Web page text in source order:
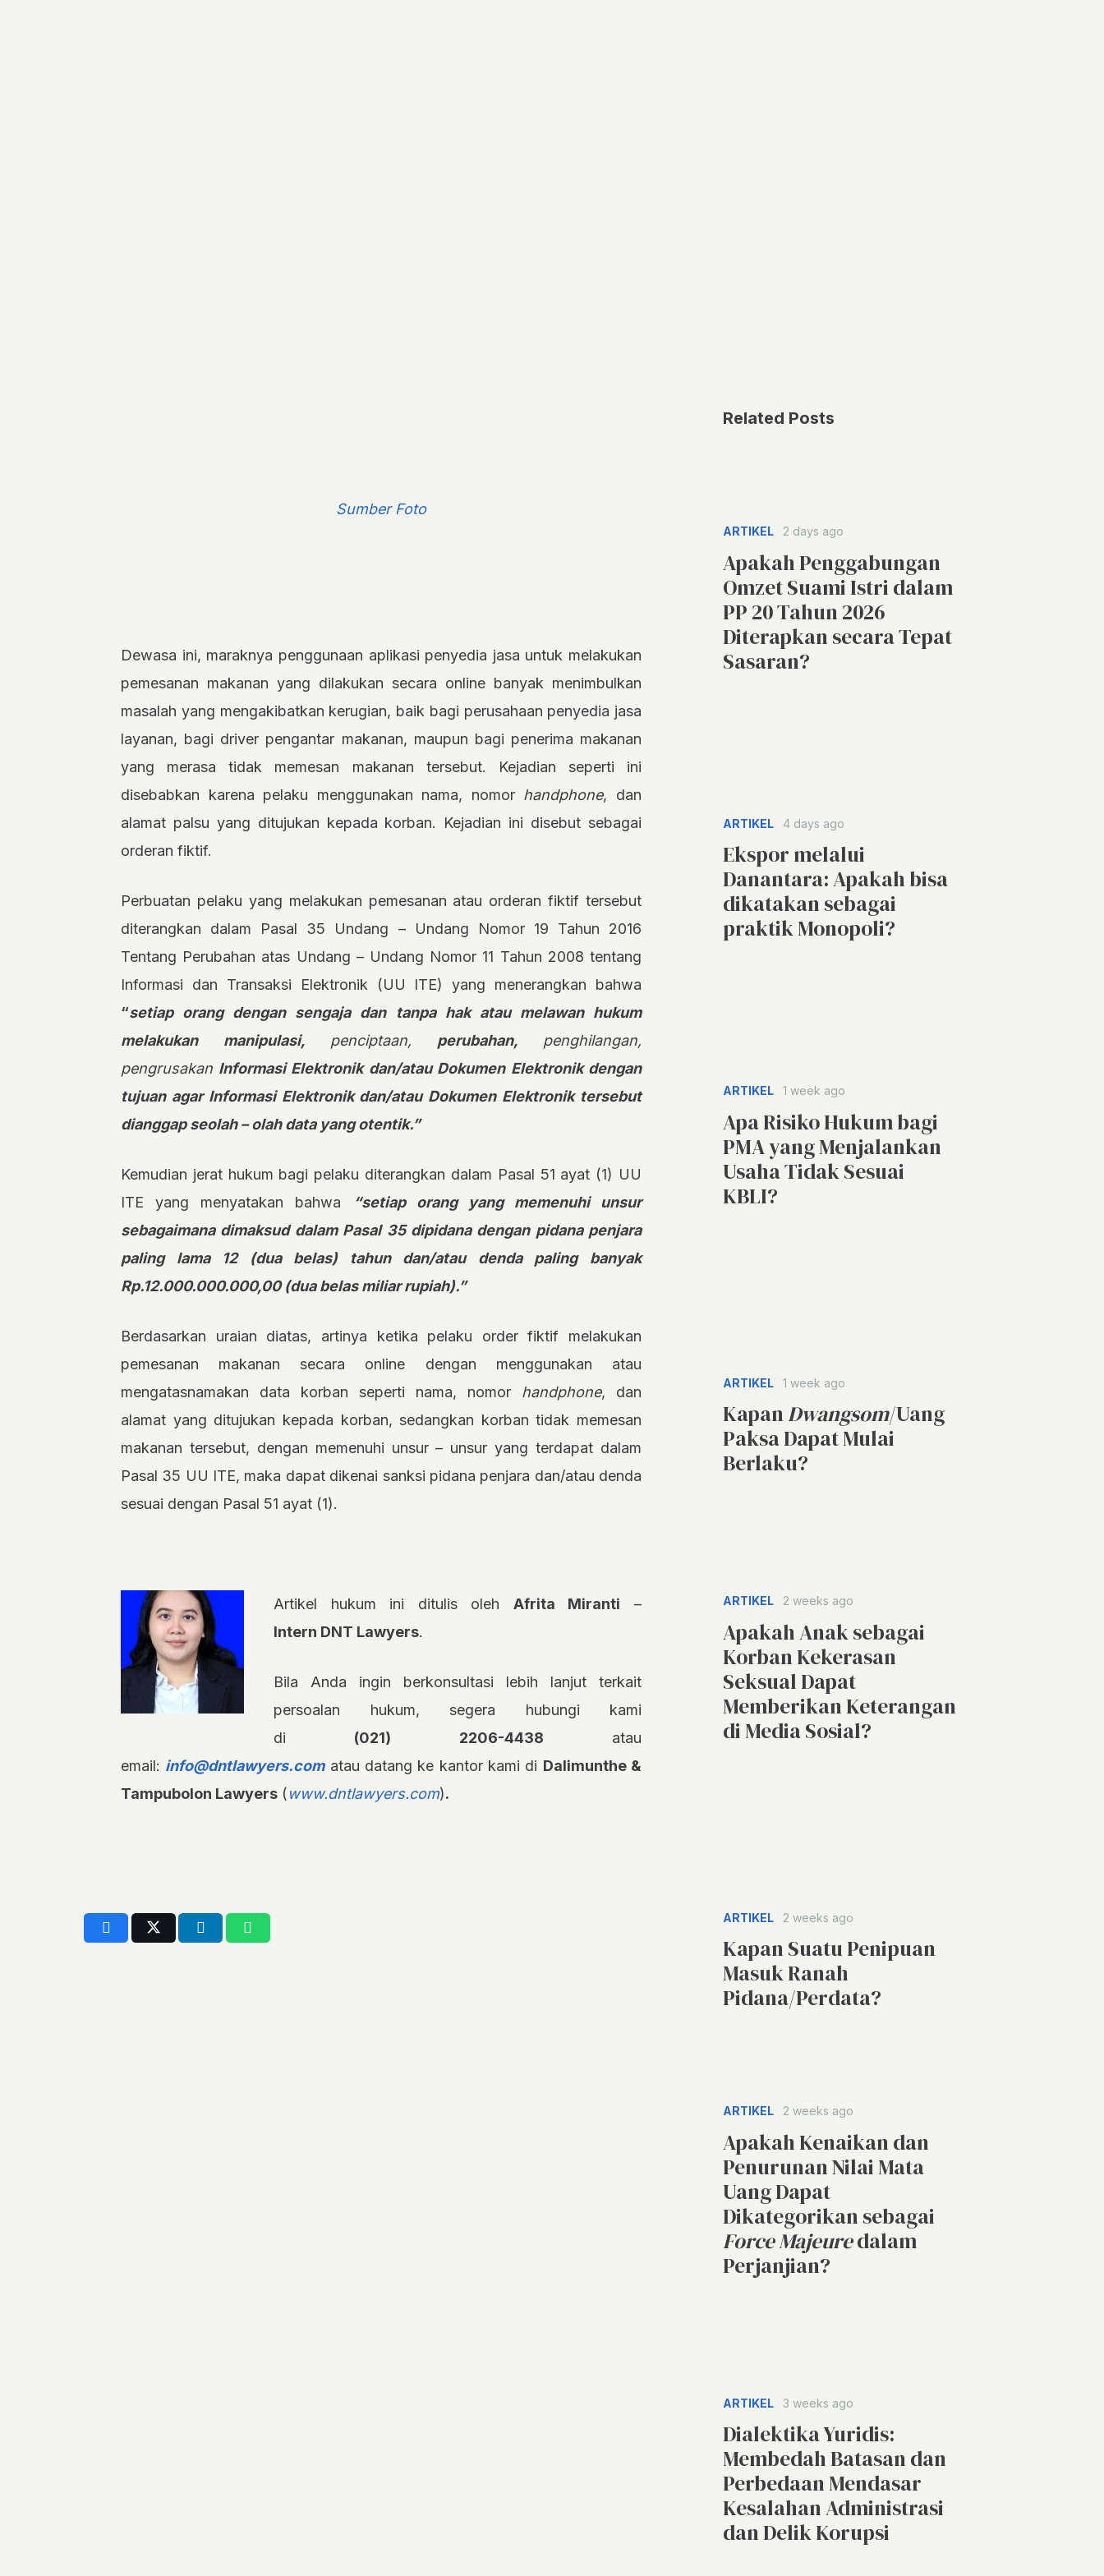
Sumber Foto
Dewasa ini, maraknya penggunaan aplikasi penyedia jasa untuk melakukan
pemesanan makanan yang dilakukan secara online banyak menimbulkan
masalah yang mengakibatkan kerugian, baik bagi perusahaan penyedia jasa
layanan, bagi driver pengantar makanan, maupun bagi penerima makanan
yang merasa tidak memesan makanan tersebut. Kejadian seperti ini
disebabkan karena pelaku menggunakan nama, nomor handphone, dan
alamat palsu yang ditujukan kepada korban. Kejadian ini disebut sebagai
orderan fiktif.
Perbuatan pelaku yang melakukan pemesanan atau orderan fiktif tersebut
diterangkan dalam Pasal 35 Undang – Undang Nomor 19 Tahun 2016
Tentang Perubahan atas Undang – Undang Nomor 11 Tahun 2008 tentang
Informasi dan Transaksi Elektronik (UU ITE) yang menerangkan bahwa
“setiap orang dengan sengaja dan tanpa hak atau melawan hukum
melakukan manipulasi, penciptaan, perubahan, penghilangan,
pengrusakan Informasi Elektronik dan/atau Dokumen Elektronik dengan
tujuan agar Informasi Elektronik dan/atau Dokumen Elektronik tersebut
dianggap seolah – olah data yang otentik.”
Kemudian jerat hukum bagi pelaku diterangkan dalam Pasal 51 ayat (1) UU
ITE yang menyatakan bahwa
“setiap orang yang memenuhi unsur
sebagaimana dimaksud dalam Pasal 35 dipidana dengan pidana penjara
paling lama 12 (dua belas) tahun dan/atau denda paling banyak
Rp.12.000.000.000,00 (dua belas miliar rupiah).”
Berdasarkan uraian diatas, artinya ketika pelaku order fiktif melakukan
pemesanan makanan secara online dengan menggunakan atau
mengatasnamakan data korban seperti nama, nomor handphone, dan
alamat yang ditujukan kepada korban, sedangkan korban tidak memesan
makanan tersebut, dengan memenuhi unsur – unsur yang terdapat dalam
Pasal 35 UU ITE, maka dapat dikenai sanksi pidana penjara dan/atau denda
sesuai dengan Pasal 51 ayat (1).
Artikel hukum ini ditulis oleh Afrita Miranti –
Intern DNT Lawyers.
Bila Anda ingin berkonsultasi lebih lanjut terkait
persoalan hukum, segera hubungi kami
di (021) 2206-4438 atau
email: info@dntlawyers.comatau datang ke kantor kami di Dalimunthe &
Tampubolon Lawyers (www.dntlawyers.com).
Related Posts
ARTIKEL 2 days ago
Apakah Penggabungan
Omzet Suami Istri dalam
PP 20 Tahun 2026
Diterapkan secara Tepat
Sasaran?
ARTIKEL 4 days ago
Ekspor melalui
Danantara: Apakah bisa
dikatakan sebagai
praktik Monopoli?
ARTIKEL 1 week ago
Apa Risiko Hukum bagi
PMA yang Menjalankan
Usaha Tidak Sesuai
KBLI?
ARTIKEL 1 week ago
KapanDwangsom/Uang
Paksa Dapat Mulai
Berlaku?
ARTIKEL 2 weeks ago
Apakah Anak sebagai
Korban Kekerasan
Seksual Dapat
Memberikan Keterangan
di Media Sosial?
ARTIKEL 2 weeks ago
Kapan Suatu Penipuan
Masuk Ranah
Pidana/Perdata?
ARTIKEL 2 weeks ago
Apakah Kenaikan dan
Penurunan Nilai Mata
Uang Dapat
Dikategorikan sebagai
Force Majeuredalam
Perjanjian?
ARTIKEL 3 weeks ago
Dialektika Yuridis:
Membedah Batasan dan
Perbedaan Mendasar
Kesalahan Administrasi
dan Delik Korupsi